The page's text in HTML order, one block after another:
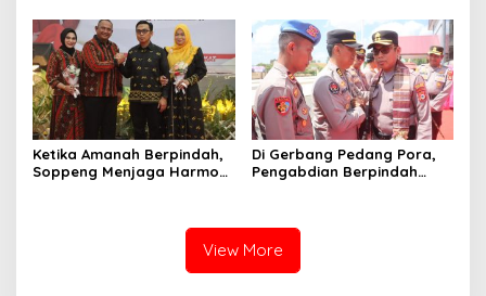
Ketika Amanah Berpindah,
Soppeng Menjaga Harmoni
Di Gerbang Pedang Pora,
Pengabdian Berpindah
View More